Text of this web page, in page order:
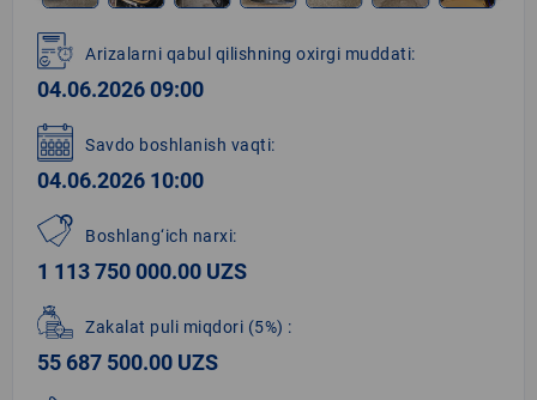
1
of
12
Arizalarni qabul qilishning oxirgi muddati:
04.06.2026 09:00
Savdo boshlanish vaqti:
04.06.2026 10:00
Boshlang‘ich narxi:
1 113 750 000.00 UZS
Zakalat puli miqdori (5%) :
55 687 500.00 UZS